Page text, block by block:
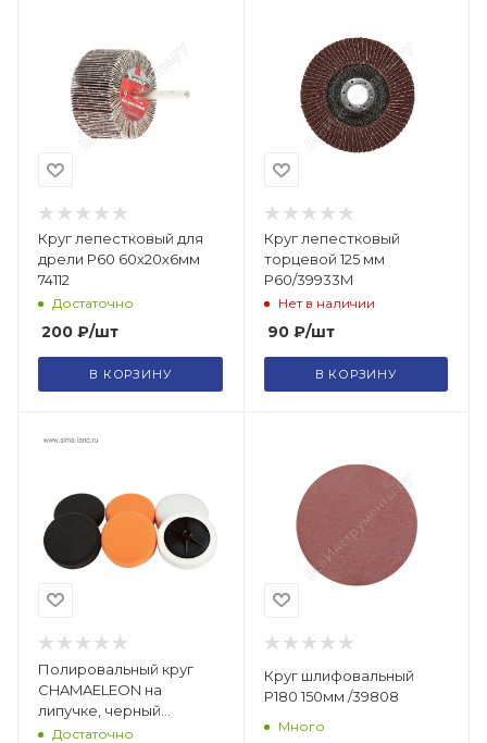
Круг лепестковый для
дрели Р60 60х20х6мм
74112
Достаточно
200 ₽/шт
В КОРЗИНУ
Круг лепестковый
торцевой 125 мм
Р60/39933М
Нет в наличии
90₽/шт
В КОРЗИНУ
Полировальный круг
CHAMAELEON на
липучке, черный
150х25мм. мягкий 3424416
Достаточно
Круг шлифовальный
Р180 150мм /39808
Много